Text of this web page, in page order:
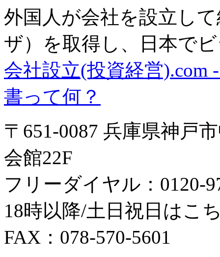
外国人が会社を設立し
ザ）を取得し、日本で
会社設立(投資経営
書って何？
〒651-0087 兵庫県神戸
会館22F
フリーダイヤル：0120-
18時以降/土日祝日はこ
FAX：078-570-5601